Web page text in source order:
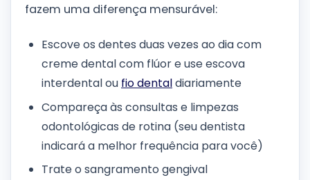
fazem uma diferença mensurável:
Escove os dentes duas vezes ao dia com
creme dental com flúor e use escova
interdental ou fio dentaldiariamente
Compareça às consultas e limpezas
odontológicas de rotina (seu dentista
indicará a melhor frequência para você)
Trate o sangramento gengival